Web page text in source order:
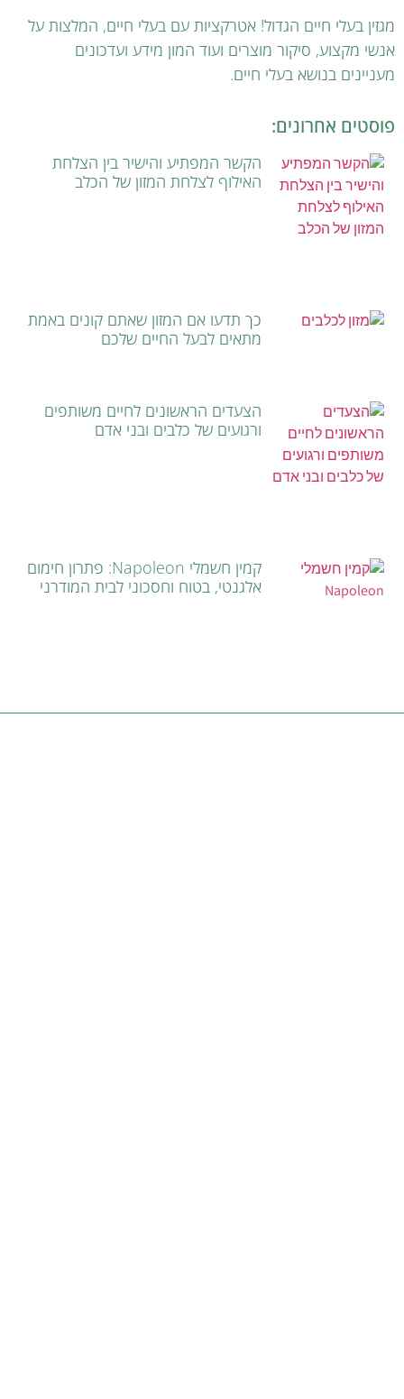
מגזין בעלי חיים הגדול! אטרקציות עם בעלי חיים, המלצות על
אנשי מקצוע, סיקור מוצרים ועוד המון מידע ועדכונים
מעניינים בנושא בעלי חיים.
פוסטים אחרונים:
הקשר המפתיע והישיר בין הצלחת
האילוף לצלחת המזון של הכלב
כך תדעו אם המזון שאתם קונים באמת
מתאים לבעל החיים שלכם
הצעדים הראשונים לחיים משותפים
ורגועים של כלבים ובני אדם
קמין חשמלי Napoleon: פתרון חימום
אלגנטי, בטוח וחסכוני לבית המודרני